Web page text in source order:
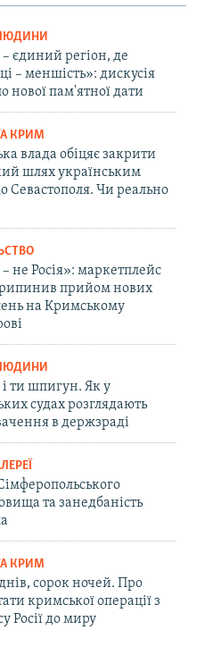
єдиний регіон, де
– меншість»: дискусія
нової пам'ятної дати
КРИМ
влада обіцяє закрити
шлях українським
Севастополя. Чи реально
не Росія»: маркетплейс
прийом нових
на Кримському
ти шпигун. Як у
судах розглядають
в держзраді
та занедбаність
КРИМ
сорок ночей. Про
кримської операції з
Росії до миру